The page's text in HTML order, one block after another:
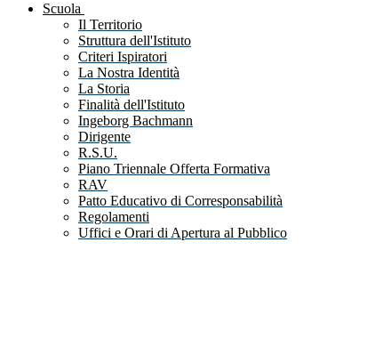
Scuola
Il Territorio
Struttura dell'Istituto
Criteri Ispiratori
La Nostra Identità
La Storia
Finalità dell'Istituto
Ingeborg Bachmann
Dirigente
R.S.U.
Piano Triennale Offerta Formativa
RAV
Patto Educativo di Corresponsabilità
Regolamenti
Uffici e Orari di Apertura al Pubblico